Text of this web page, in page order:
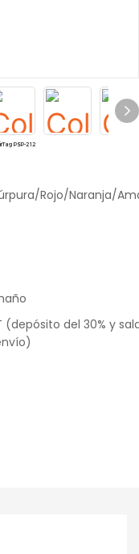
PSP-212
Rojo/Naranja/
del 30% y